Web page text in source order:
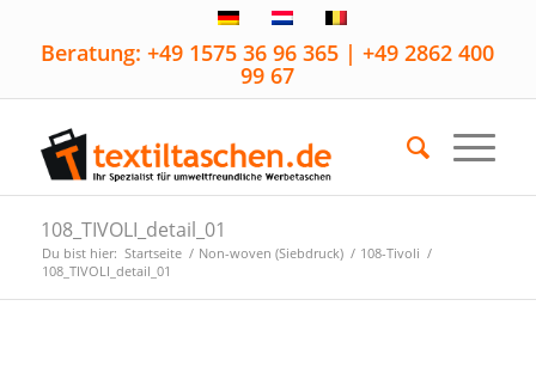
Beratung: +49 1575 36 96 365 | +49 2862 400
99 67
108_TIVOLI_detail_01
Du bist hier: Startseite / Non-woven (Siebdruck) / 108-Tivoli /
108_TIVOLI_detail_01